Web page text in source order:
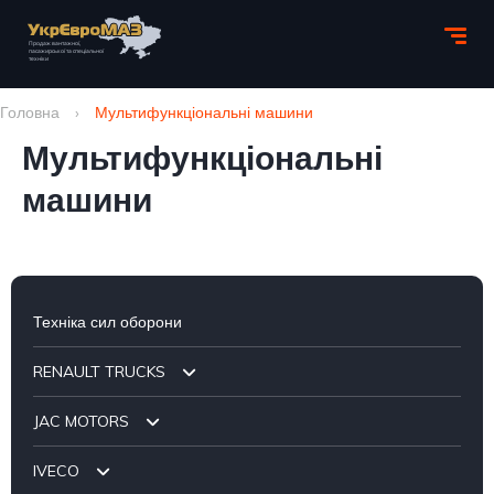
Головна › Мультифункціональні машини
Мультифункціональні
машини
Техніка сил оборони
RENAULT TRUCKS
Шасі
Бортові
JAC MOTORS
Самоскиди
IVECO